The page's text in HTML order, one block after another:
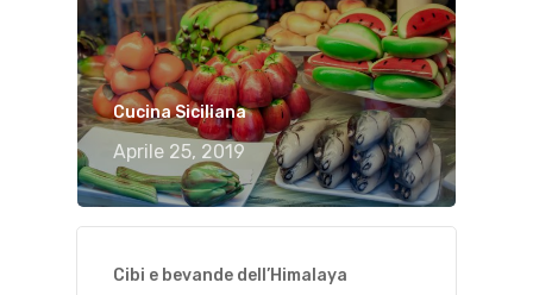
Cucina Siciliana
Aprile 25, 2019
Cibi e bevande dell’Himalaya